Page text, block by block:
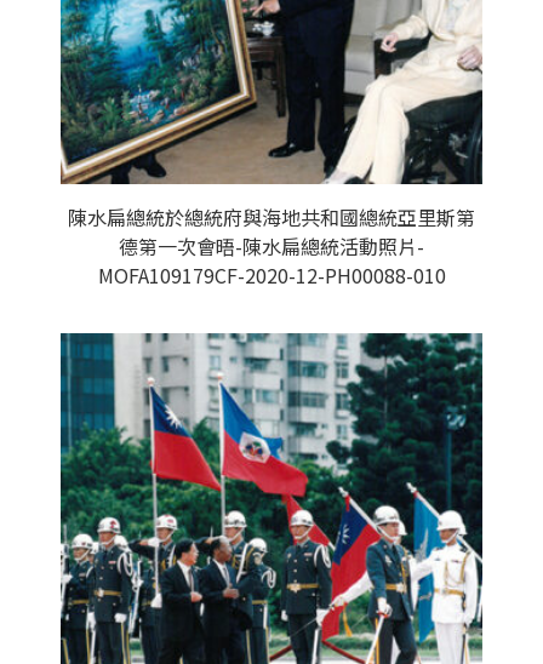
陳水扁總統於總統府與海地共和國總統亞里斯第
德第一次會晤-陳水扁總統活動照片-
MOFA109179CF-2020-12-PH00088-010